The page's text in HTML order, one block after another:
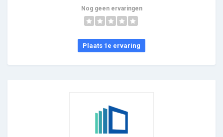
Nog geen ervaringen
Plaats 1e ervaring